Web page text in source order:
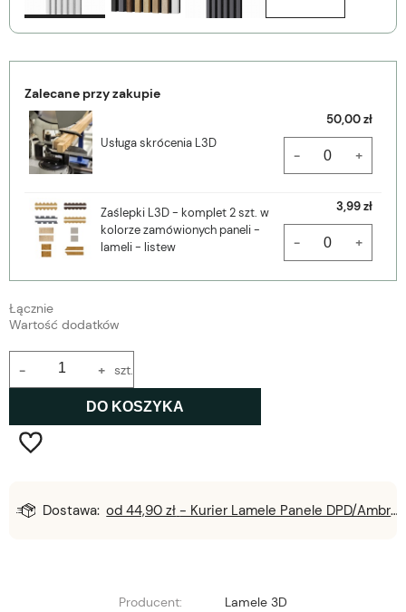
Zalecane przy zakupie
Usługa skrócenia L3D
50,00 zł
- +
Zaślepki L3D - komplet 2 szt. w
kolorze zamówionych paneli -
lameli - listew
3,99 zł
- +
Łącznie
Wartość dodatków
+
- szt.
DO KOSZYKA
Dostawa: od 44,90 zł - Kurier Lamele Panele DPD/Ambro/NST
Producent: Lamele 3D